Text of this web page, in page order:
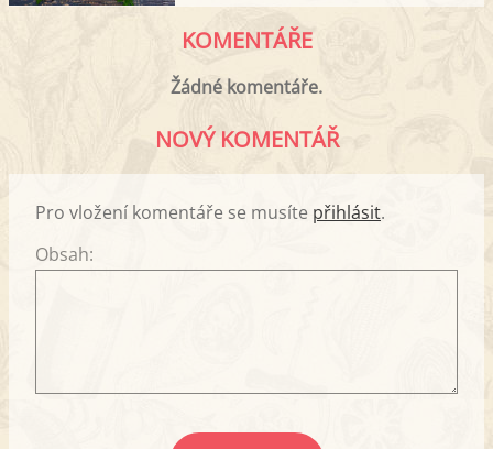
KOMENTÁŘE
Žádné komentáře.
NOVÝ KOMENTÁŘ
Pro vložení komentáře se musíte přihlásit.
Obsah: